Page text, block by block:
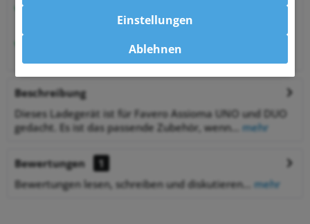
bei Zahlung per Vorkasse
Beschreibung
Dieses Ladegerät ist für Favero Assioma UNO und DUO
gedacht. Es ist das passende Zubehör, wenn...
mehr
Bewertungen
1
Bewertungen lesen, schreiben und diskutieren...
mehr
Ablehnen
Einstellungen